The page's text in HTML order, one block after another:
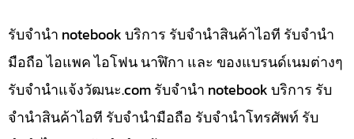
รับจำนำ notebook บริการ รับจำนำสินค้าไอที รับจำนำ
มือถือ ไอแพค ไอโฟน นาฬิกา และ ของแบรนด์เนมต่างๆ
รับจํานําแจ้งวัฒนะ.com รับจำนำ notebook บริการ รับ
จำนำสินค้าไอที รับจำนำมือถือ รับจำนำโทรศัพท์ รับ